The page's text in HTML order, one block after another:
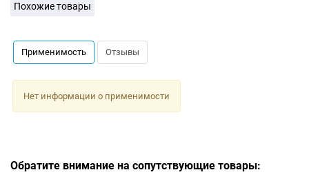
Похожие товары
Применимость Отзывы
Нет информации о применимости
Обратите внимание на сопутствующие товары: